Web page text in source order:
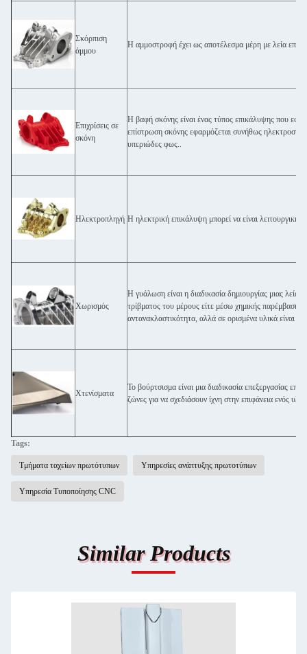
Σκόρπιση
άμμου
Η αμμοστροφή έχει ως αποτέλεσμα μέρη με λεία
Επιχρίσεις σε
σκόνη
Η βαφή σκόνης είναι ένας τύπος επικάλυψης που
επίστρωση σκόνης εφαρμόζεται συνήθως
υπεριώδες φως..
Ηλεκτροπληγή Η ηλεκτρική επικάλυψη μπορεί να είναι λειτουργική,
Χωρισμός
Η γυάλωση είναι η διαδικασία δημιουργίας μιας λεία
τρίβματος του μέρους είτε μέσω χημικής
αντανακλαστικότητα, αλλά σε ορισμένα υλικά είναι
Χτενίσματα
Το βούρτσισμα είναι μια διαδικασία επεξεργασίας
ζώνες για να σχεδιάσουν ίχνη στην επιφάνεια ενός
Tags:
Τμήματα ταχείων πρωτότυπων Υπηρεσίες ανάπτυξης πρωτοτύπων
Υπηρεσία Τυποποίησης CNC
Similar Products